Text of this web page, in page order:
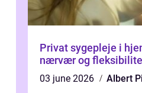
Privat sygepleje i hjemmet
nærvær og
03 june 2026
Albert